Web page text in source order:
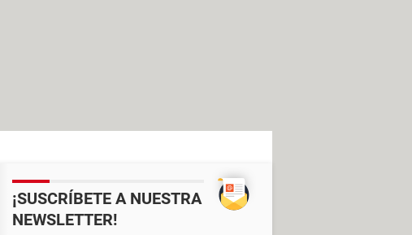
¡SUSCRÍBETE A NUESTRA
NEWSLETTER!